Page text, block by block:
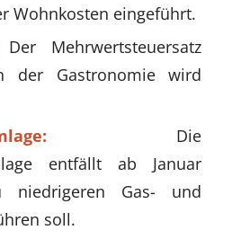
Wohnkosten eingeführt.
Der Mehrwertsteuersatz
der Gastronomie wird
Die
entfällt ab Januar
niedrigeren Gas- und
soll.